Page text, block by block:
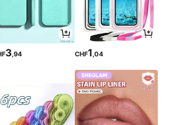
3,94 CHF1,04